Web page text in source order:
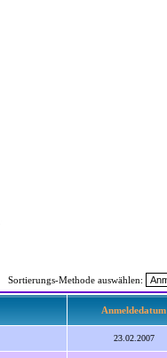
Sortierungs-Methode auswählen:
Anmeldedatum
23.02.2007